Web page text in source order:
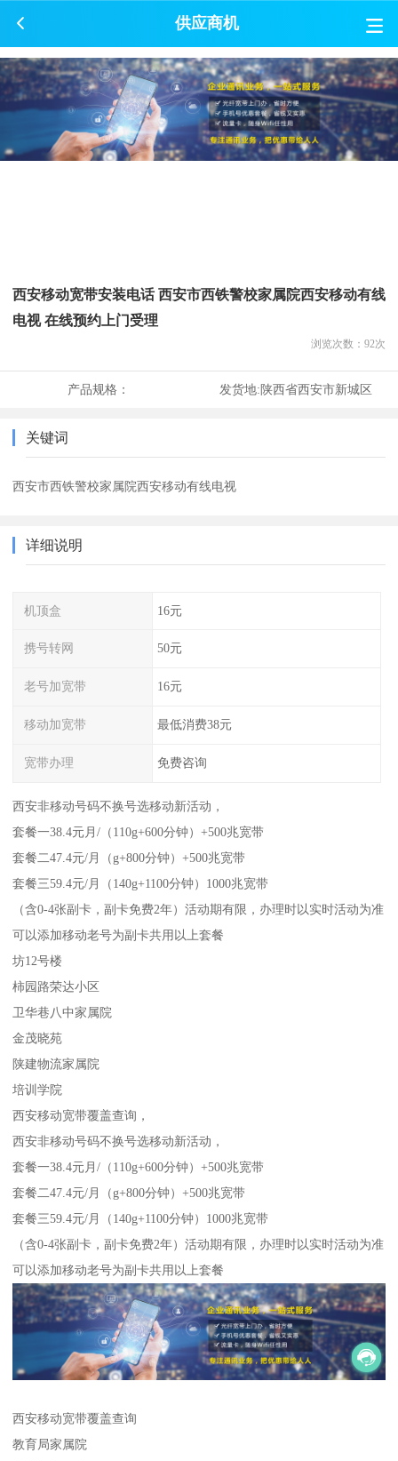
供应商机
西安移动宽带安装电话 西安市西铁警校家属院西安移动有线
电视 在线预约上门受理
浏览次数： 92次
产品规格： 发货地:陕西省西安市新城区
关键词
西安市西铁警校家属院西安移动有线电视
详细说明
机顶盒 16元
携号转网 50元
老号加宽带 16元
移动加宽带 最低消费38元
宽带办理 免费咨询
西安非移动号码不换号选移动新活动，
套餐一38.4元月/（110g+600分钟）+500兆宽带
套餐二47.4元/月（g+800分钟）+500兆宽带
套餐三59.4元/月（140g+1100分钟）1000兆宽带
（含0-4张副卡，副卡免费2年）活动期有限，办理时以实时活动为准
可以添加移动老号为副卡共用以上套餐
坊12号楼
柿园路荣达小区
卫华巷八中家属院
金茂晓苑
陕建物流家属院
培训学院
西安移动宽带覆盖查询，
西安非移动号码不换号选移动新活动，
套餐一38.4元月/（110g+600分钟）+500兆宽带
套餐二47.4元/月（g+800分钟）+500兆宽带
套餐三59.4元/月（140g+1100分钟）1000兆宽带
（含0-4张副卡，副卡免费2年）活动期有限，办理时以实时活动为准
可以添加移动老号为副卡共用以上套餐
西安移动宽带覆盖查询
教育局家属院